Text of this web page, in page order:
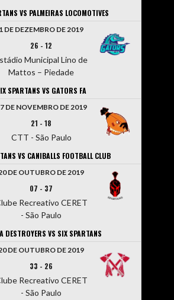
VS PALMEIRAS LOCOMOTIVES
1 DE DEZEMBRO DE 2019
26 -12
Municipal Lino de
Mattos – Piedade
SPARTANS VS GATORS FA
DE NOVEMBRO DE 2019
21 -18
CTT - São Paulo
VS CANIBALLS FOOTBALL CLUB
DE OUTUBRO DE 2019
07 - 37
Recreativo CERET
- São Paulo
DESTROYERS VS SIX SPARTANS
DE OUTUBRO DE 2019
33 - 26
Recreativo CERET
- São Paulo